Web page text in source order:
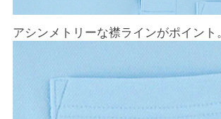
アシンメトリーな襟ラインがポイント。